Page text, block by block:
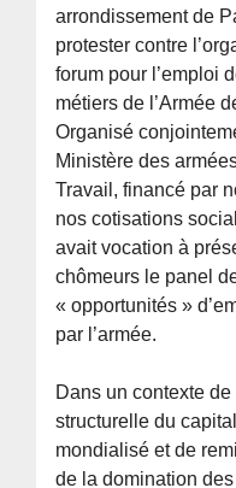
arrondissement de
protester contre
forum pour l’emploi
métiers de l’Armée
Organisé
Ministère des
Travail, financé par
nos cotisations
avait vocation à
chômeurs le panel
« opportunités »
par l’armée.
Dans un contexte de
structurelle du
mondialisé et de
de la domination